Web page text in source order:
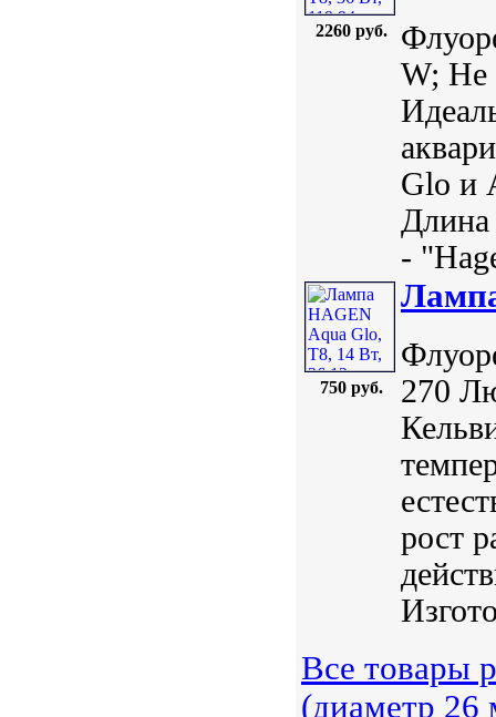
2260 руб.
W; Не
Glo и
Длина
-
750 руб.
270
рост
Все товары
(диаметр